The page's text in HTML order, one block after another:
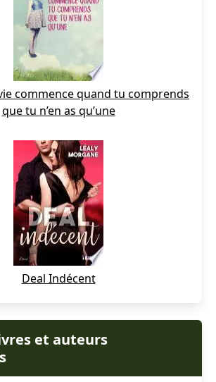
commence quand tu comprends
que tu n’en as qu’une
Deal Indécent
et auteurs